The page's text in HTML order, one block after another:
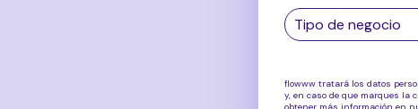
flowww tratará los datos
y, en caso de que marques la